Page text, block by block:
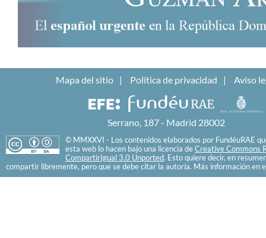
Mapa del sitio Política de privacidad Aviso
Serrano, 187 - Madrid 28002
© MMXXVI - Los contenidos elaborados por FundéuRAE
esta web lo hacen bajo una licencia de Creative Commons
CompartirIgual 3.0 Unported. Esto quiere decir, en
compartir libremente, pero que se debe citar la autoría. Más información en